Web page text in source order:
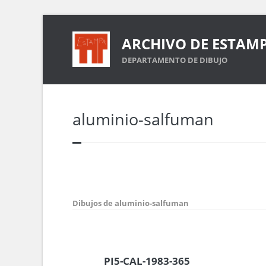
ARCHIVO DE
DEPARTAMENTO DE DIBUJO
aluminio-salfuman
Dibujos de aluminio-salfuman
PI5-CAL-1983-365